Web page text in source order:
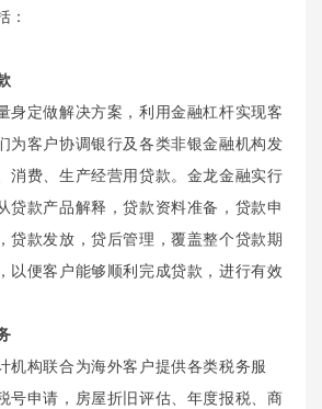
：
身定做解决方案，利用金融杠杆实现客
为客户协调银行及各类非银金融机构发
消费、生产经营用贷款。金龙金融实行
贷款产品解释，贷款资料准备，贷款申
贷款发放，贷后管理，覆盖整个贷款期
以便客户能够顺利完成贷款，进行有效
机构联合为海外客户提供各类税务服
号申请，房屋折旧评估、年度报税、商